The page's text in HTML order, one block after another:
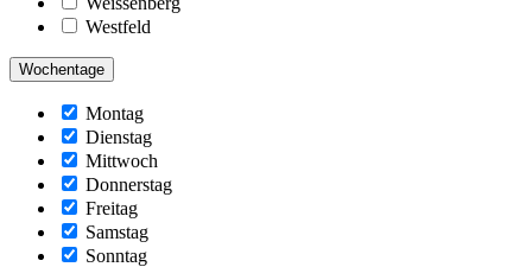
Westfeld
Wochentage
Montag
Dienstag
Mittwoch
Donnerstag
Freitag
Samstag
Sonntag